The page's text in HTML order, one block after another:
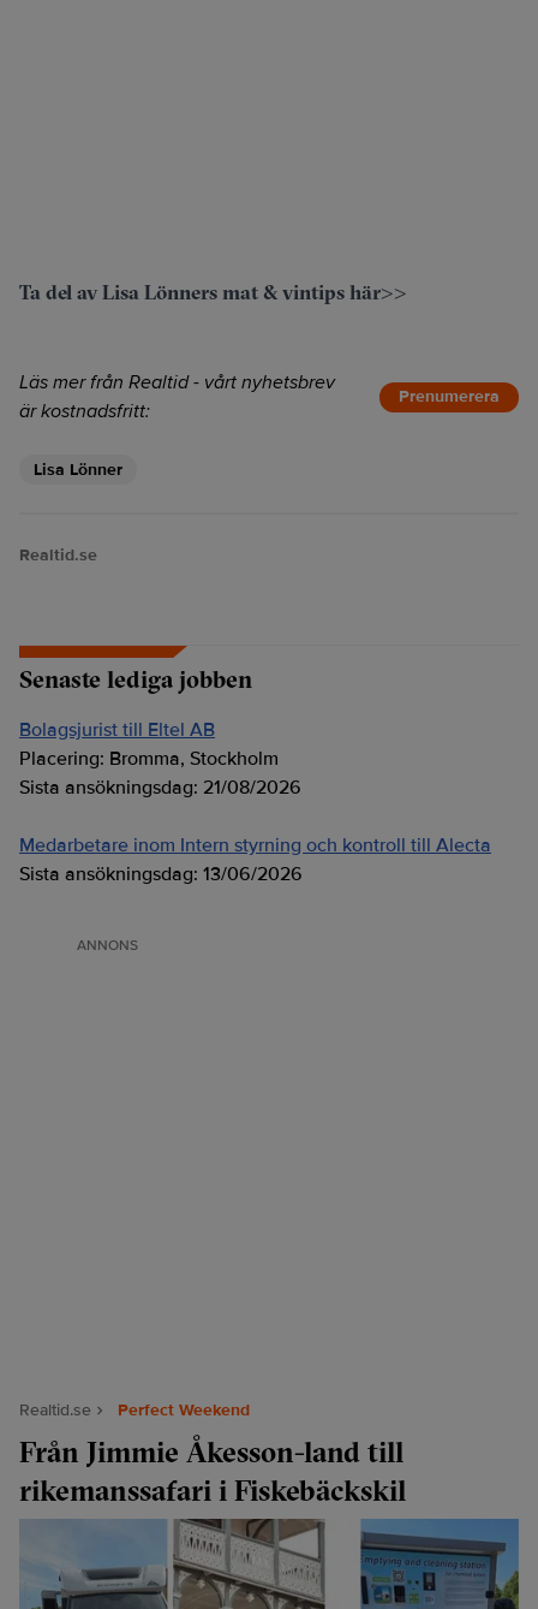
Ta del av Lisa Lönners mat & vintips här>>
Läs mer från Realtid - vårt nyhetsbrev
är kostnadsfritt:
Prenumerera
Lisa Lönner
Realtid.se
Senaste lediga jobben
Bolagsjurist till Eltel AB
Placering: Bromma, Stockholm
Sista ansökningsdag: 21/08/2026
Medarbetare inom Intern styrning och kontroll till Alecta
Sista ansökningsdag: 13/06/2026
ANNONS
Realtid.se Perfect Weekend
Från Jimmie Åkesson-land till
rikemanssafari i Fiskebäckskil